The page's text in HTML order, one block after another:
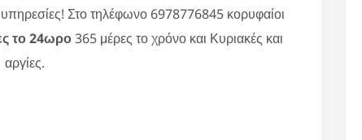
Στο τηλέφωνο 6978776845 κορυφαίοι
το 24ωρο365 μέρες το χρόνο και Κυριακές και
αργίες.